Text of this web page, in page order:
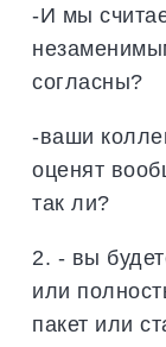
-И мы
согласны?
-ваши
оценят
так ли?
2. - вы
или
пакет или